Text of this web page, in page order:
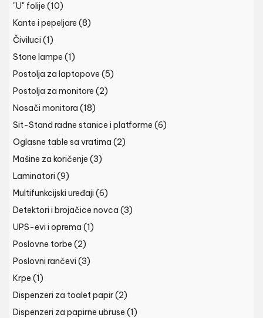
"U" folije (10)
Kante i pepeljare (8)
Čiviluci (1)
Stone lampe (1)
Postolja za laptopove (5)
Postolja za monitore (2)
Nosači monitora (18)
Sit-Stand radne stanice i platforme (6)
Oglasne table sa vratima (2)
Mašine za koričenje (3)
Laminatori (9)
Multifunkcijski uređaji (6)
Detektori i brojačice novca (3)
UPS-evi i oprema (1)
Poslovne torbe (2)
Poslovni rančevi (3)
Krpe (1)
Dispenzeri za toalet papir(2)
Dispenzeri za papirne ubruse (1)